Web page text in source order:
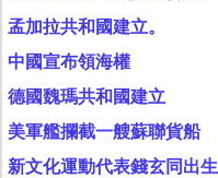
孟加拉共和國建立。
中國宣布領海權
德國魏瑪共和國建立
美軍艦攔截一艘蘇聯貨船
新文化運動代表錢玄同出生